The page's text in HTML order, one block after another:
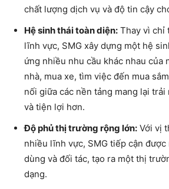
chất lượng dịch vụ và độ tin cậy
Hệ sinh thái toàn diện: Thay vì chỉ
lĩnh vực, SMG xây dựng một hệ
ứng nhiều nhu cầu khác nhau của
nhà, mua xe, tìm việc đến mua
nối giữa các nền tảng mang lại
và tiện lợi hơn.
Độ phủ thị trường rộng lớn: Với vị
nhiều lĩnh vực, SMG tiếp cận
dùng và đối tác, tạo ra một thị
dạng.